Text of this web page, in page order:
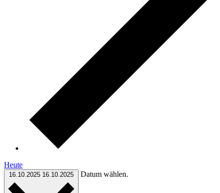
Heute
16.10.2025 16.10.2025 Datum wählen.